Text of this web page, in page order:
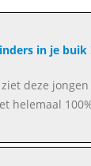
in je buik
ziet deze
helemaal